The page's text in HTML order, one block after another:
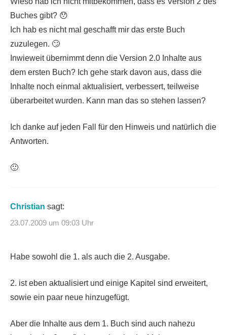
Buches gibt? 😯
Ich hab es nicht mal geschafft mir das erste Buch
zuzulegen. 🙄
Inwieweit übernimmt denn die Version 2.0 Inhalte aus
dem ersten Buch? Ich gehe stark davon aus, dass die
Inhalte noch einmal aktualisiert, verbessert, teilweise
überarbeitet wurden. Kann man das so stehen lassen?
Ich danke auf jeden Fall für den Hinweis und natürlich die
Antworten.
🙂
Christian sagt:
23.07.2009 um 09:03 Uhr
Habe sowohl die 1. als auch die 2. Ausgabe.
2. ist eben aktualisiert und einige Kapitel sind erweitert,
sowie ein paar neue hinzugefügt.
Aber die Inhalte aus dem 1. Buch sind auch nahezu